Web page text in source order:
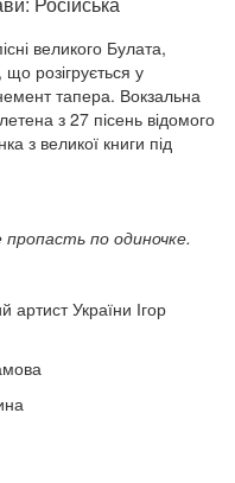
великого Булата,
розігрується у
тапера. Вокзальна
з 27 пісень відомого
з великої книги під
по одиночке.
України Ігор